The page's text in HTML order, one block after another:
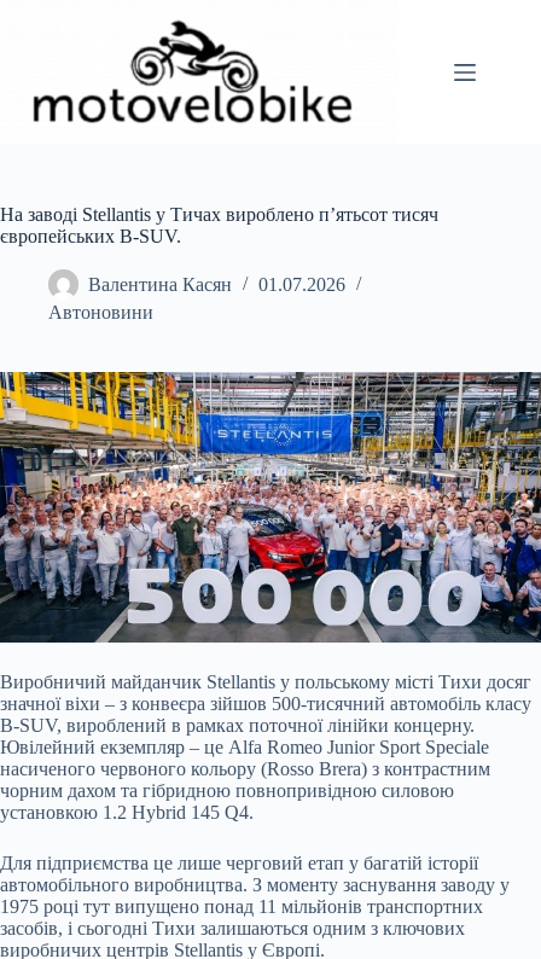
На заводі Stellantis у Тичах вироблено п’ятьсот тисяч
європейських B-SUV.
Валентина Касян
01.07.2026
Автоновини
Виробничий майданчик Stellantis у польському місті Тихи досяг
значної віхи – з конвеєра зійшов 500-тисячний автомобіль класу
B-SUV, вироблений в рамках поточної лінійки концерну.
Ювілейний екземпляр – це Alfa Romeo Junior Sport Speciale
насиченого червоного кольору (Rosso Brera) з контрастним
чорним дахом та гібридною повнопривідною силовою
установкою 1.2 Hybrid 145 Q4.
Для підприємства це лише черговий етап у багатій історії
автомобільного виробництва. З моменту заснування заводу у
1975 році тут випущено понад 11 мільйонів транспортних
засобів, і сьогодні Тихи залишаються одним з ключових
виробничих центрів Stellantis у Європі.